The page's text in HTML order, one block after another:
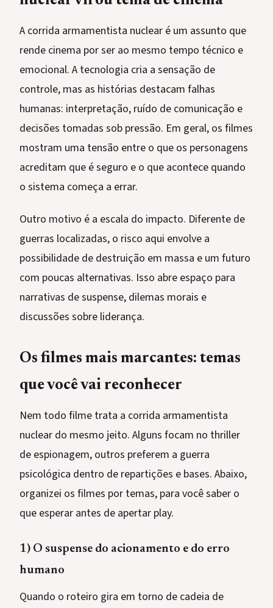
A corrida armamentista nuclear é um assunto que
rende cinema por ser ao mesmo tempo técnico e
emocional. A tecnologia cria a sensação de
controle, mas as histórias destacam falhas
humanas: interpretação, ruído de comunicação e
decisões tomadas sob pressão. Em geral, os filmes
mostram uma tensão entre o que os personagens
acreditam que é seguro e o que acontece quando
o sistema começa a errar.
Outro motivo é a escala do impacto. Diferente de
guerras localizadas, o risco aqui envolve a
possibilidade de destruição em massa e um futuro
com poucas alternativas. Isso abre espaço para
narrativas de suspense, dilemas morais e
discussões sobre liderança.
Os filmes mais marcantes: temas
que você vai reconhecer
Nem todo filme trata a corrida armamentista
nuclear do mesmo jeito. Alguns focam no thriller
de espionagem, outros preferem a guerra
psicológica dentro de repartições e bases. Abaixo,
organizei os filmes por temas, para você saber o
que esperar antes de apertar play.
1) O suspense do acionamento e do erro
humano
Quando o roteiro gira em torno de cadeia de